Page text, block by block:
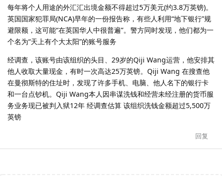
每年将个人用途的外汇汇出境金额不得超过5万美元(约3.8万英镑)。
英国国家犯罪局(NCA)早年的一份报告称，有些人利用“地下银行”规
避限额，这可能“在英国华人中很普遍”。警方同时发现，他们都为一
个名为“天上有个大太阳”的账号服务
经调查，该账号由该组织的头目、29岁的Qiji Wang运营，他安排其
他人收取大量现金，有时一次高达25万英镑。Qiji Wang 在搜查他
在曼彻斯特的住址时，发现了许多手机、电脑、他人名下的银行卡
和一台点钞机。Qiji Wang本人因串谋洗钱和经营未经注册的货币服
务业务现已被判入狱12年 经调查估算 该组织洗钱金额超过5,500万
英镑
回复